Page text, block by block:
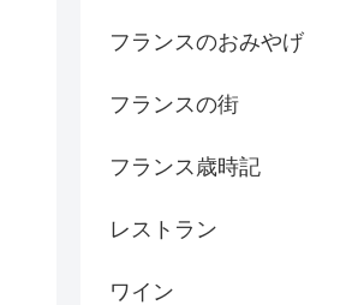
フランスのおみやげ
フランスの街
フランス歳時記
レストラン
ワイン